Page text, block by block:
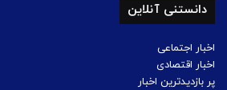
دانستنی آنلاین
اخبار اجتماعی
اخبار اقتصادی
پر بازدیدترین اخبار